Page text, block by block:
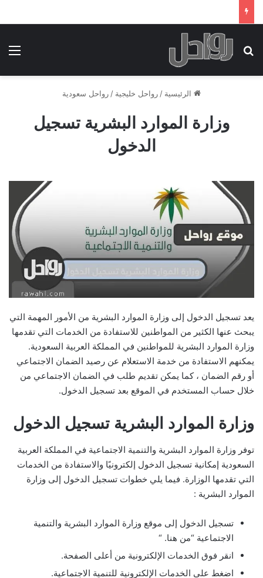
بحث عن
الرئيسية / رواحل خليجية / رواحل سعودية
وزارة الموارد البشرية تسجيل
الدخول
يعد تسجيل الدخول إلى وزارة الموارد البشرية من الأمور المهمة التي
يبحث عنها الكثير من المواطنين للاستفادة من الخدمات التي تقدمها
وزارة الموارد البشرية للمواطنين في المملكة العربية السعودية.
يمكنهم الاستفادة من خدمة الاستعلام عن رصيد الضمان الاجتماعي
أو رقم الضمان ، كما يمكن تقديم طلب في الضمان الاجتماعي من
خلال حساب المستخدم في الموقع بعد تسجيل الدخول.
وزارة الموارد البشرية تسجيل الدخول
توفر وزارة الموارد البشرية والتنمية الاجتماعية في المملكة العربية
السعودية إمكانية تسجيل الدخول إلكترونيًا والاستفادة من الخدمات
التي تقدمها الوزارة. فيما يلي خطوات تسجيل الدخول إلى وزارة
الموارد البشرية :
تسجيل الدخول إلى موقع وزارة الموارد البشرية والتنمية
الاجتماعية “من هنا. “
انقر فوق الخدمات الإلكترونية من أعلى الصفحة.
اضغط على الخدمات الإلكترونية للتنمية الاجتماعية.